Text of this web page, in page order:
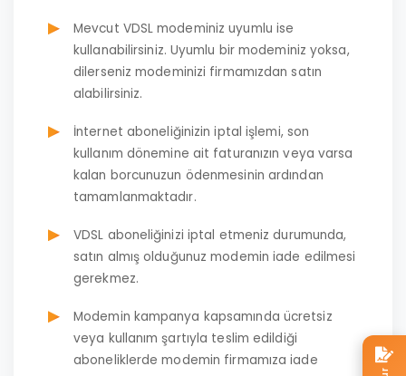
Mevcut VDSL modeminiz uyumlu ise
kullanabilirsiniz. Uyumlu bir modeminiz yoksa,
dilerseniz modeminizi firmamızdan satın
alabilirsiniz.
İnternet aboneliğinizin iptal işlemi, son
kullanım dönemine ait faturanızın veya varsa
kalan borcunuzun ödenmesinin ardından
tamamlanmaktadır.
VDSL aboneliğinizi iptal etmeniz durumunda,
satın almış olduğunuz modemin iade edilmesi
gerekmez.
Modemin kampanya kapsamında ücretsiz
veya kullanım şartıyla teslim edildiği
aboneliklerde modemin firmamıza iade